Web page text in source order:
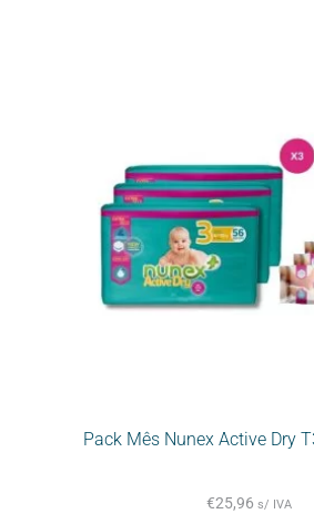
Pack Mês Nunex Active Dry
€25,96 s/ IVA